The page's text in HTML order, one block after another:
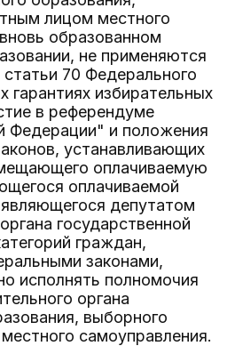
лицом местного
образованном
не применяются
70 Федерального
гарантиях избирательных
в референдуме
Федерации" и положения
устанавливающих
оплачиваемую
оплачиваемой
депутатом
государственной
граждан,
законами,
исполнять полномочия
органа
выборного
самоуправления.